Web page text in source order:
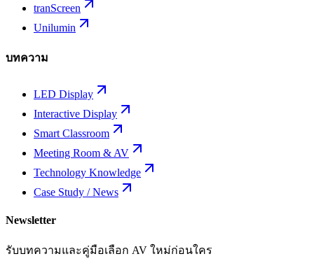
tranScreen
Unilumin
บทความ
LED Display
Interactive Display
Smart Classroom
Meeting Room & AV
Technology Knowledge
Case Study / News
Newsletter
รับบทความและคู่มือเลือก AV ใหม่ก่อนใคร